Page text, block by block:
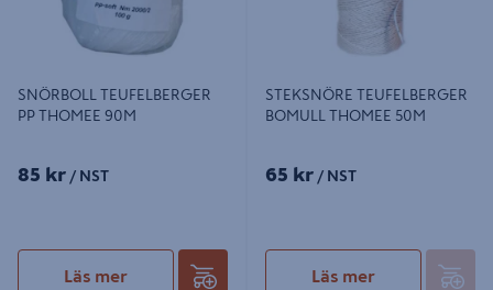
SNÖRBOLL TEUFELBERGER
PP THOMEE 90M
85 kr / NST
Läs mer
STEKSNÖRE TEUFELBERGER
BOMULL THOMEE 50M
65 kr / NST
Läs mer